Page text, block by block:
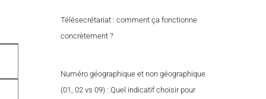
Télésecrétariat : comment ça fonctionne
concrètement ?
Numéro géographique et non géographique
(01, 02 vs 09) : Quel indicatif choisir pour